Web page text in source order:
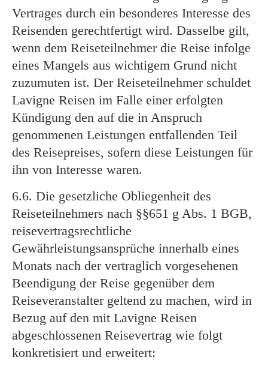
Vertrages durch ein besonderes Interesse des
Reisenden gerechtfertigt wird. Dasselbe gilt,
wenn dem Reiseteilnehmer die Reise infolge
eines Mangels aus wichtigem Grund nicht
zuzumuten ist. Der Reiseteilnehmer schuldet
Lavigne Reisen im Falle einer erfolgten
Kündigung den auf die in Anspruch
genommenen Leistungen entfallenden Teil
des Reisepreises, sofern diese Leistungen für
ihn von Interesse waren.
6.6. Die gesetzliche Obliegenheit des
Reiseteilnehmers nach §§651 g Abs. 1 BGB,
reisevertragsrechtliche
Gewährleistungsansprüche innerhalb eines
Monats nach der vertraglich vorgesehenen
Beendigung der Reise gegenüber dem
Reiseveranstalter geltend zu machen, wird in
Bezug auf den mit Lavigne Reisen
abgeschlossenen Reisevertrag wie folgt
konkretisiert und erweitert: